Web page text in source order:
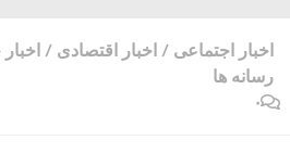
اخبار اجتماعی / اخبار اقتصادی /
رسانه ها
۰